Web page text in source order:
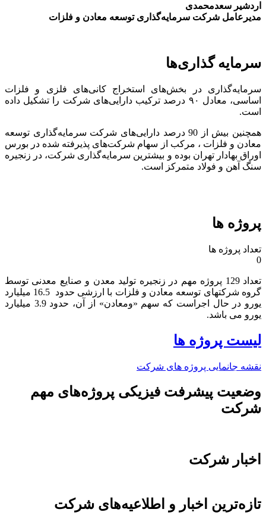
اردشیر سعدمحمدی
مدیرعامل شرکت سرمایه‌گذاری توسعه معادن و فلزات
سرمایه گذاری‌ها
سرمایه‌گذاری در بخش‌های استخراج کانی‌های فلزی و فلزات
اساسی، معادل ۹۰ درصد ترکیب دارایی‌های شرکت را تشکیل داده
است.
همچنین بیش از 90 درصد دارایی‌های شرکت سرمایه‌گذاری توسعه
معادن و فلزات ، مرکب از سهام شرکت‌های پذیرفته شده در بورس
اوراق بهادار تهران بوده و بیشترین سرمایه‌گذاری شرکت، در زنجیره
سنگ آهن و فولاد متمرکز است.
پروژه ها
تعداد پروژه ها
0
تعداد 129 پروژه مهم در زنجیره تولید معدن و صنایع معدنی توسط
گروه شرکتهای توسعه معادن و فلزات با ارزشی حدود 16.5 میلیارد
یورو در حال اجراست که سهم «ومعادن» از آن، حدود 3.9 میلیارد
یورو می باشد.​
لیست پروژه ها
نقشه جانمایی پروژه های شرکت
وضعیت پیشرفت فیزیکی پروژه‌های مهم
شرکت
اخبار شرکت
تازه‌ترین اخبار و اطلاعیه‌های شرکت